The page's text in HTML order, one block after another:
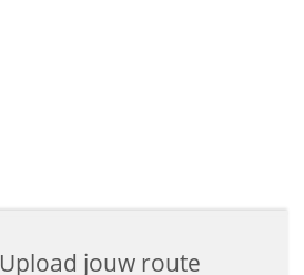
Upload jouw route